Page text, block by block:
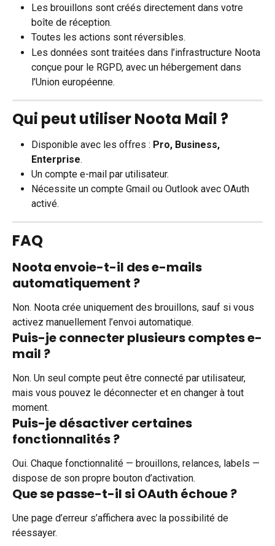
Les brouillons sont créés directement dans votre
boîte de réception.
Toutes les actions sont réversibles.
Les données sont traitées dans l’infrastructure Noota
conçue pour le RGPD, avec un hébergement dans
l’Union européenne.
Qui peut utiliser Noota Mail ?
Disponible avec les offres : Pro, Business,
Enterprise.
Un compte e-mail par utilisateur.
Nécessite un compte Gmail ou Outlook avec OAuth
activé.
FAQ
Noota envoie-t-il des e-mails
automatiquement ?
Non. Noota crée uniquement des brouillons, sauf si vous
activez manuellement l’envoi automatique.
Puis-je connecter plusieurs comptes e-
mail ?
Non. Un seul compte peut être connecté par utilisateur,
mais vous pouvez le déconnecter et en changer à tout
moment.
Puis-je désactiver certaines
fonctionnalités ?
Oui. Chaque fonctionnalité — brouillons, relances, labels —
dispose de son propre bouton d’activation.
Que se passe-t-il si OAuth échoue ?
Une page d’erreur s’affichera avec la possibilité de
réessayer.